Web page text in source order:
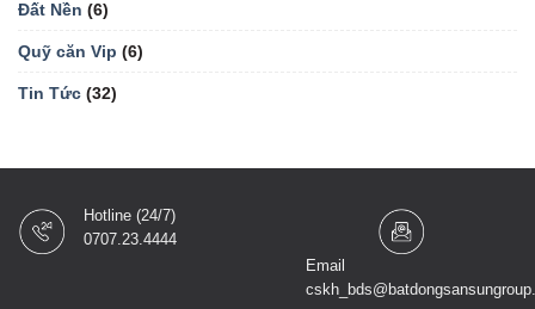
Đất Nền (6)
Quỹ căn Vip (6)
Tin Tức (32)
Hotline (24/7)
0707.23.4444
Email